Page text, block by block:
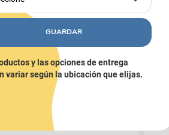
FEAST
Húmedo Para Gato Fancy
Promo Pouch Pack Pague 4
GUARDAR
y las opciones de entrega
variar según la ubicación que elijas.